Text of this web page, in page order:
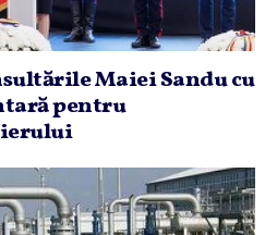
Maiei Sandu cu
pentru